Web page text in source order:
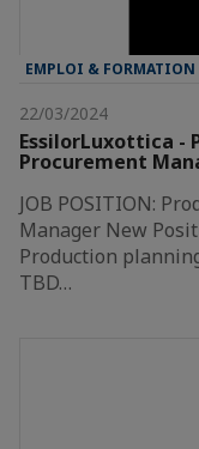
EMPLOI & FORMATION
22/03/2024
EssilorLuxottica -
Procurement
JOB POSITION:
Manager New
Production
TBD…